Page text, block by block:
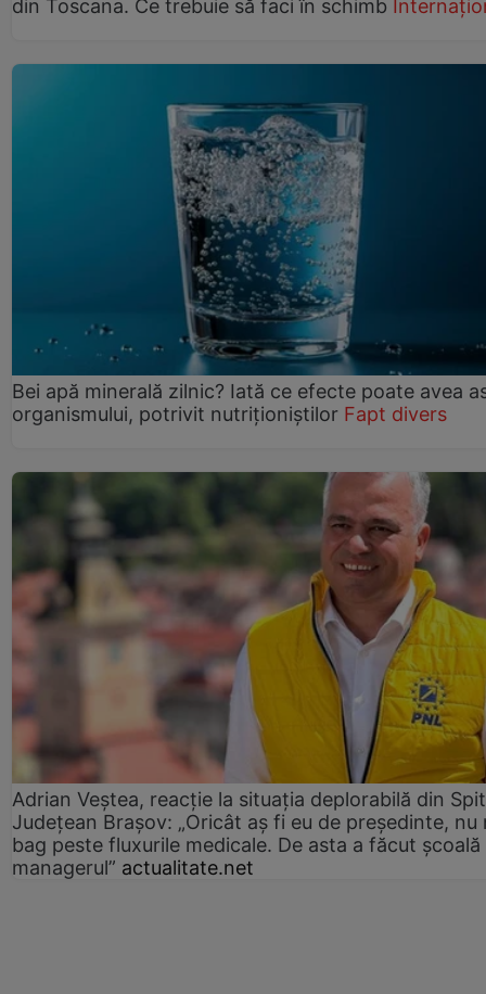
din Toscana. Ce trebuie să faci în schimb
Bei apă minerală zilnic? Iată ce efecte poate avea
organismului, potrivit nutriționiștilor Fapt divers
Adrian Veștea, reacție la situația deplorabilă din
Județean Brașov: „Oricât aș fi eu de președinte, nu
bag peste fluxurile medicale. De asta a făcut școală
managerul” actualitate.net